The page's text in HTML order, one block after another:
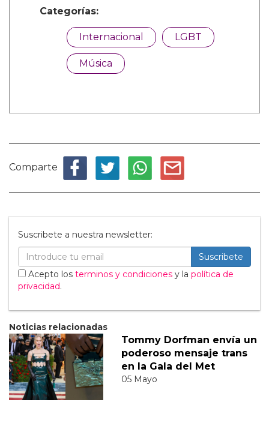
Categorías:
Internacional LGBT
Música
Comparte
Suscribete a nuestra newsletter:
Suscribete
Acepto los terminos y condiciones y la política de
privacidad.
Noticias relacionadas
Tommy Dorfman envía un
poderoso mensaje trans
en la Gala del Met
05 Mayo